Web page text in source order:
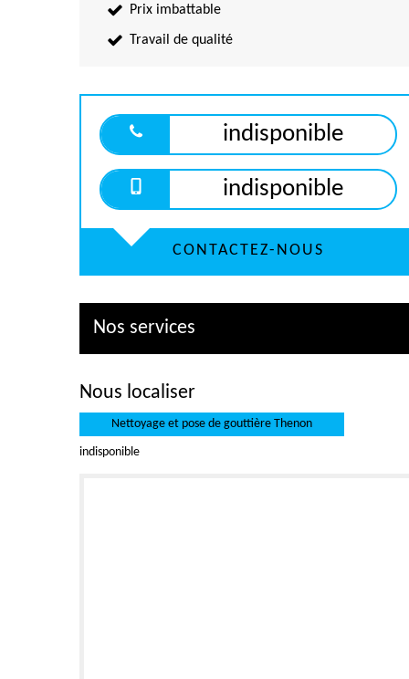
Prix imbattable
Travail de qualité
indisponible
indisponible
CONTACTEZ-NOUS
Nos services
Nous localiser
Nettoyage et pose de gouttière Thenon
indisponible